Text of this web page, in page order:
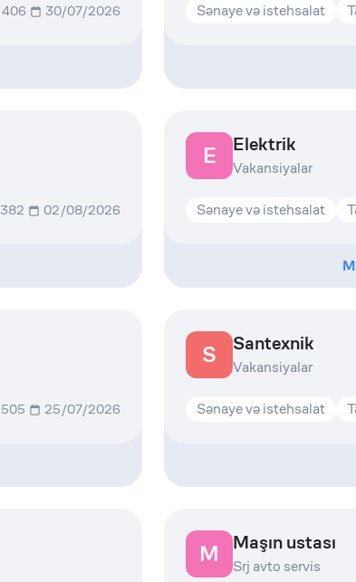
406 30/07/2026 Sənaye və istehsalat
382 02/08/2026
E Elektrik
Vakansiyalar
Sənaye və istehsalat
505 25/07/2026
S Santexnik
Vakansiyalar
Sənaye və istehsalat
M Maşın ustası
Srj avto servis